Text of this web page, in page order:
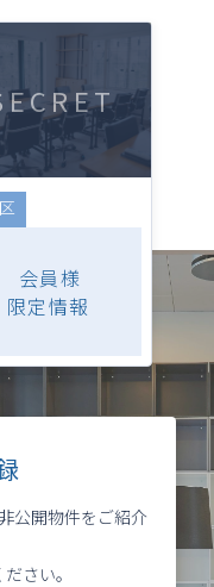
公開物件をご紹介
さい。